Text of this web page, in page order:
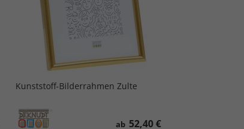
Kunststoff-Bilderrahmen Zulte
ab 52,40 €